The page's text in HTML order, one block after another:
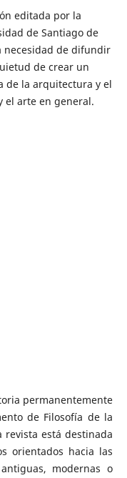
editada por la
de Santiago de
necesidad de difundir
de crear un
de la arquitectura y el
el arte en general.
permanentemente
de Filosofía de la
revista está destinada
orientados hacia las
modernas o